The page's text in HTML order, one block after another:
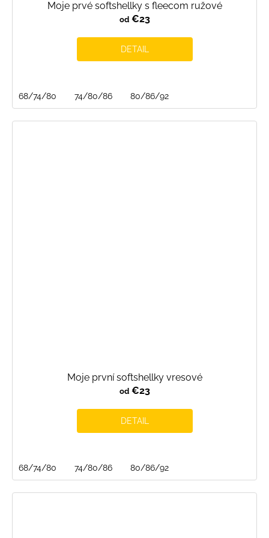
Moje prvé softshellky s fleecom ružové
od€23
DETAIL
68/74/80 74/80/86 80/86/92
Moje první softshellky vresové
od€23
DETAIL
68/74/80 74/80/86 80/86/92